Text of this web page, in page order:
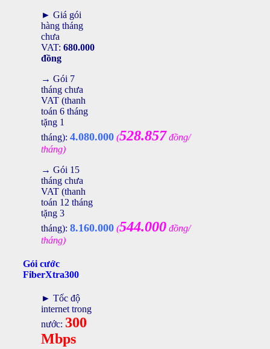
► Giá gói
hàng tháng
chưa
VAT: 680.000
đồng
→ Gói 7
tháng chưa
VAT (thanh
toán 6 tháng
tặng 1
tháng): 4.080.000 (528.857 đồng/
tháng)
→ Gói 15
tháng chưa
VAT (thanh
toán 12 tháng
tặng 3
tháng): 8.160.000 (544.000 đồng/
tháng)
Gói cước
FiberXtra300
► Tốc độ
internet trong
nước: 300
Mbps